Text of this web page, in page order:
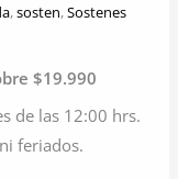
,sosten,Sostenes
$19.990
de las 12:00 hrs.
feriados.